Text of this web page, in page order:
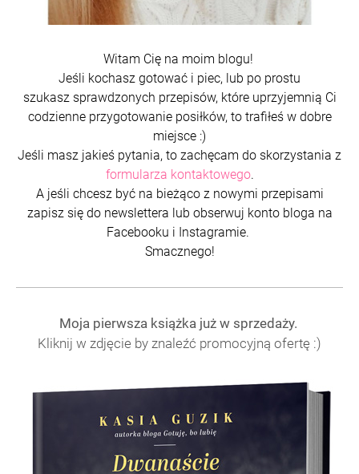
Witam Cię na moim blogu!
Jeśli kochasz gotować i piec, lub po prostu
szukasz sprawdzonych przepisów, które uprzyjemnią Ci
codzienne przygotowanie posiłków, to trafiłeś w dobre
miejsce :)
Jeśli masz jakieś pytania, to zachęcam do skorzystania z
formularza kontaktowego.
A jeśli chcesz być na bieżąco z nowymi przepisami
zapisz się do newslettera lub obserwuj konto bloga na
Facebooku i Instagramie.
Smacznego!
Moja pierwsza książka już w sprzedaży.
Kliknij w zdjęcie by znaleźć promocyjną ofertę :)